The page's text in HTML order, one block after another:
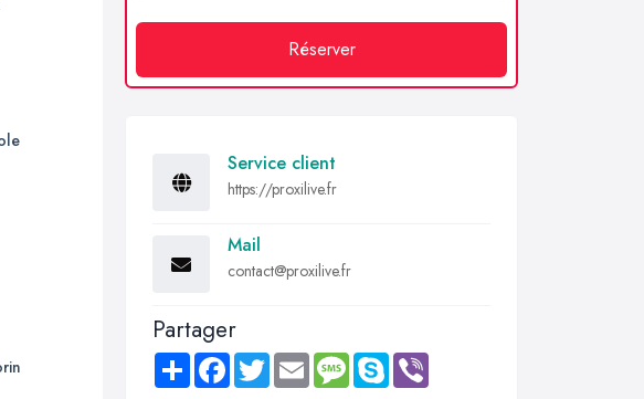
Réserver
Service client
https://proxilive.fr
Mail
contact@proxilive.fr
Partager
Share FacebookTwitter Email MessageSkype